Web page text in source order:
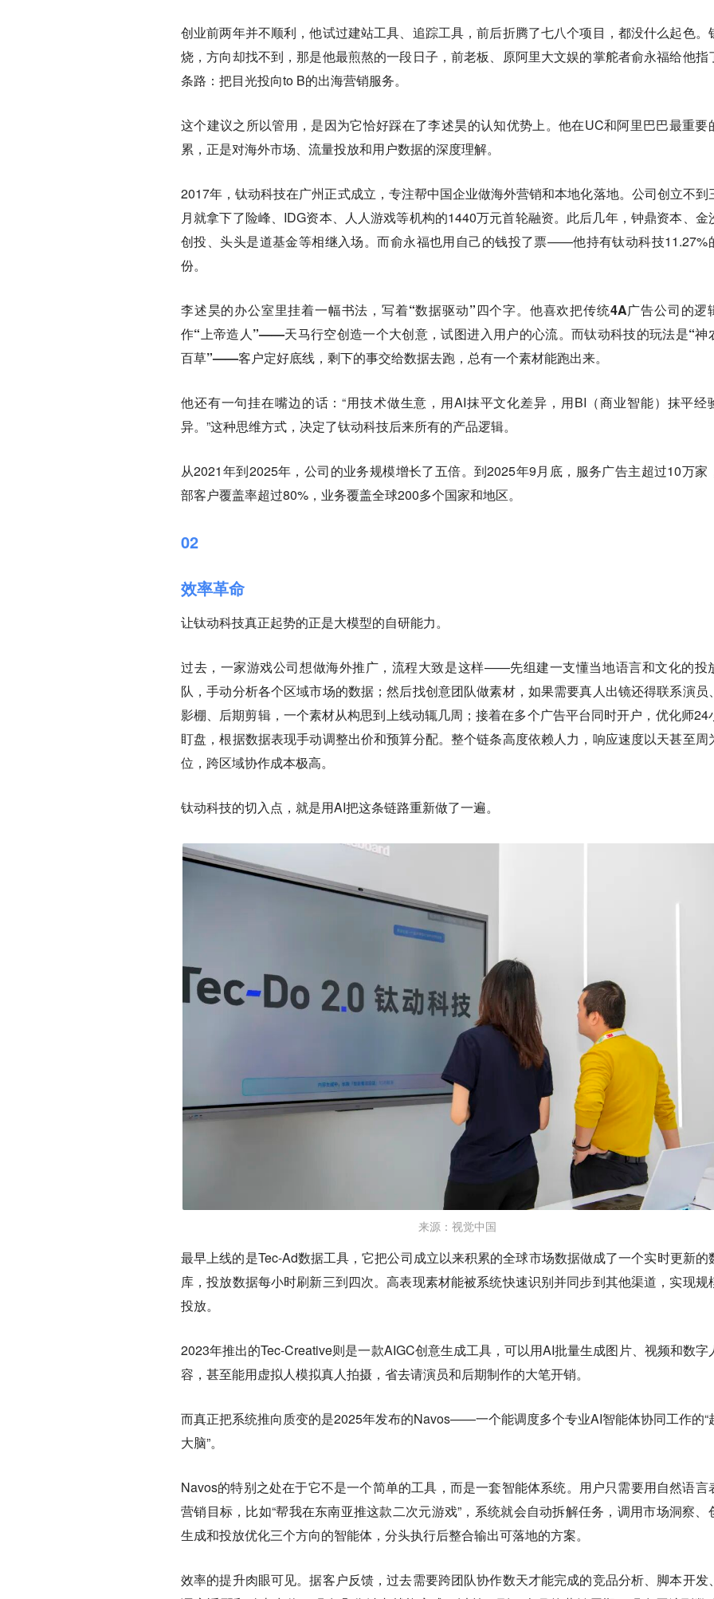
创业前两年并不顺利，他试过建站工具、追踪工具，前后折腾了七八个项目，都没什么起色。
烧，方向却找不到，那是他最煎熬的一段日子，前老板、原阿里大文娱的掌舵者俞永福给他指
条路：把目光投向to B的出海营销服务。
这个建议之所以管用，是因为它恰好踩在了李述昊的认知优势上。他在UC和阿里巴巴最重要
累，正是对海外市场、流量投放和用户数据的深度理解。
2017年，钛动科技在广州正式成立，专注帮中国企业做海外营销和本地化落地。公司创立不到
月就拿下了险峰、IDG资本、人人游戏等机构的1440万元首轮融资。此后几年，钟鼎资本、金
创投、头头是道基金等相继入场。而俞永福也用自己的钱投了票——他持有钛动科技11.27%
份。
李述昊的办公室里挂着一幅书法，写着“数据驱动”四个字。他喜欢把传统4A广告公司的逻
作“上帝造人”——天马行空创造一个大创意，试图进入用户的心流。而钛动科技的玩法是“神
百草”——客户定好底线，剩下的事交给数据去跑，总有一个素材能跑出来。
他还有一句挂在嘴边的话：“用技术做生意，用AI抹平文化差异，用BI（商业智能）抹平经
异。”这种思维方式，决定了钛动科技后来所有的产品逻辑。
从2021年到2025年，公司的业务规模增长了五倍。到2025年9月底，服务广告主超过10万家
部客户覆盖率超过80%，业务覆盖全球200多个国家和地区。
02
效率革命
让钛动科技真正起势的正是大模型的自研能力。
过去，一家游戏公司想做海外推广，流程大致是这样——先组建一支懂当地语言和文化的投
队，手动分析各个区域市场的数据；然后找创意团队做素材，如果需要真人出镜还得联系演员
影棚、后期剪辑，一个素材从构思到上线动辄几周；接着在多个广告平台同时开户，优化师24
盯盘，根据数据表现手动调整出价和预算分配。整个链条高度依赖人力，响应速度以天甚至周
位，跨区域协作成本极高。
钛动科技的切入点，就是用AI把这条链路重新做了一遍。
来源：视觉中国
最早上线的是Tec-Ad数据工具，它把公司成立以来积累的全球市场数据做成了一个实时更新的
库，投放数据每小时刷新三到四次。高表现素材能被系统快速识别并同步到其他渠道，实现规
投放。
2023年推出的Tec-Creative则是一款AIGC创意生成工具，可以用AI批量生成图片、视频和数字
容，甚至能用虚拟人模拟真人拍摄，省去请演员和后期制作的大笔开销。
而真正把系统推向质变的是2025年发布的Navos——一个能调度多个专业AI智能体协同工作的“
大脑”。
Navos的特别之处在于它不是一个简单的工具，而是一套智能体系统。用户只需要用自然语言
营销目标，比如“帮我在东南亚推这款二次元游戏”，系统就会自动拆解任务，调用市场洞察、
生成和投放优化三个方向的智能体，分头执行后整合输出可落地的方案。
效率的提升肉眼可见。据客户反馈，过去需要跨团队协作数天才能完成的竞品分析、脚本开发